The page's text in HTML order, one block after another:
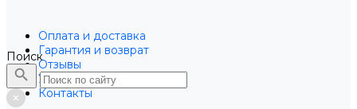
Оплата и доставка
Гарантия и возврат
Отзывы
Услуги
Контакты
Поиск